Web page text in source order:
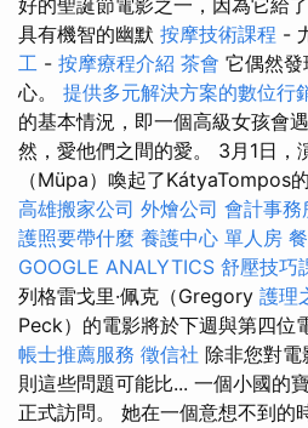
好的聖誕節電影之一，因為它給
具有機智的幽默 按摩技術課程 -
工 - 按摩療程介紹 茶會 它偶然
心。 提供多元解決方案的數位行
的基本情況，即一個高級女孩會
然，愛他們之間的愛。 3月1日，
（Müpa）喚起了KátyaTompos
高雄搬家公司 外燴公司 會計事務
護照要帶什麼 養護中心 單人房
GOOGLE ANALYTICS 舒壓技巧
列格雷戈里·佩克（Gregory 護理
Peck）的電影將於下週與第四位
帳士推薦服務 徵信社 除非您對
則這些問題可能比... 一個小國的
正式訪問。 她在一個意想不到的